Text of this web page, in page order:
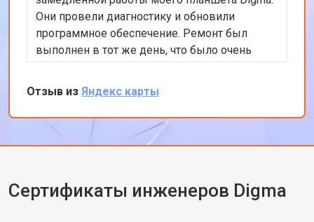
Они провели диагностику и обновили
программное обеспечение. Ремонт был
выполнен в тот же день, что было очень
удобно. Теперь планшет работает гораздо
быстрее. Я доволен качеством
обслуживания и профессионализмом
персонала. Спасибо за отличную работу!
Отзыв из Яндекс карты
Сертификаты инженеров Digma